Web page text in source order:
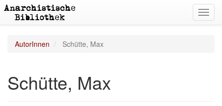
AutorInnen Schütte, Max
Schütte, Max